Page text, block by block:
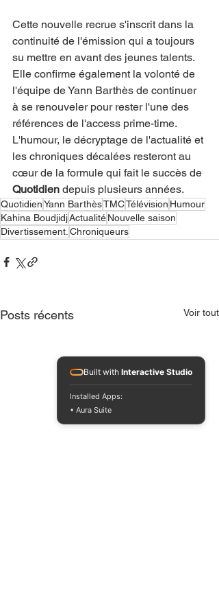
Cette nouvelle recrue s'inscrit dans la
continuité de l'émission qui a toujours
su mettre en avant des jeunes talents.
Elle confirme également la volonté de
l'équipe de Yann Barthès de continuer
à se renouveler pour rester l'une des
références de l'access prime-time.
L'humour, le décryptage de l'actualité et
les chroniques décalées resteront au
cœur de la formule qui fait le succès de
Quotidien depuis plusieurs années.
QuotidienYann BarthèsTMCTélévision Humour
Kahina BoudjidjActualitéNouvelle saison
Divertissement. Chroniqueurs
Posts récents Voir tout
Built with Interactive Studio
Installed Apps:
• Aura Suite